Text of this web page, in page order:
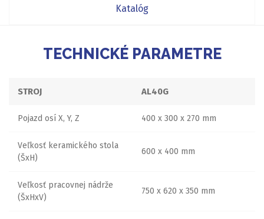
Katalóg
TECHNICKÉ PARAMETRE
STROJ AL40G
Pojazd osí X, Y, Z 400 x 300 x 270 mm
Veľkosť keramického stola
(ŠxH)
600 x 400 mm
Veľkosť pracovnej nádrže
(ŠxHxV)
750 x 620 x 350 mm